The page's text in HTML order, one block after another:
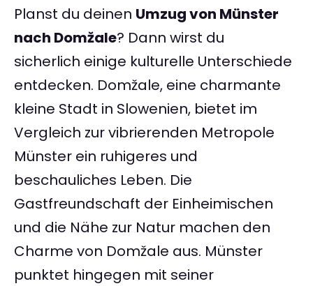
Planst du deinen Umzug von Münster
nach Domžale? Dann wirst du
sicherlich einige kulturelle Unterschiede
entdecken. Domžale, eine charmante
kleine Stadt in Slowenien, bietet im
Vergleich zur vibrierenden Metropole
Münster ein ruhigeres und
beschauliches Leben. Die
Gastfreundschaft der Einheimischen
und die Nähe zur Natur machen den
Charme von Domžale aus. Münster
punktet hingegen mit seiner